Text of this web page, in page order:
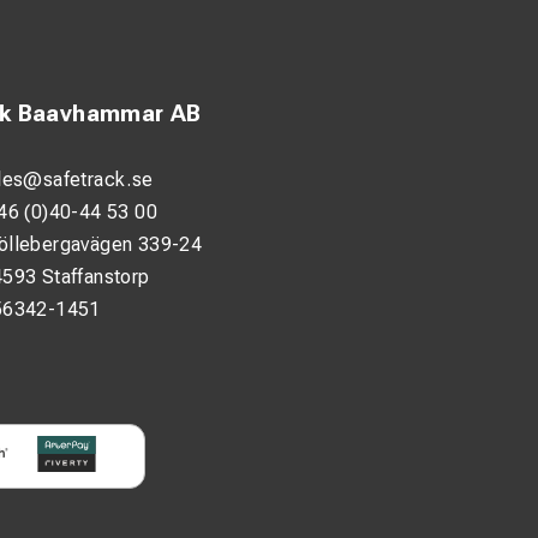
Baavhammar AB
(0)40-44 53 00
339-24
Staffanstorp
1451